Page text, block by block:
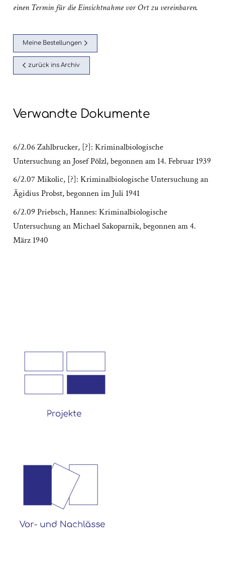
einen Termin für die Einsichtnahme vor Ort zu vereinbaren.
Meine Bestellungen
zurück ins Archiv
Verwandte Dokumente
6/2.06 Zahlbrucker, [?]: Kriminalbiologische
Untersuchung an Josef Pölzl, begonnen am 14. Februar 1939
6/2.07 Mikolic, [?]: Kriminalbiologische Untersuchung an
Ägidius Probst, begonnen im Juli 1941
6/2.09 Priebsch, Hannes: Kriminalbiologische
Untersuchung an Michael Sakoparnik, begonnen am 4.
März 1940